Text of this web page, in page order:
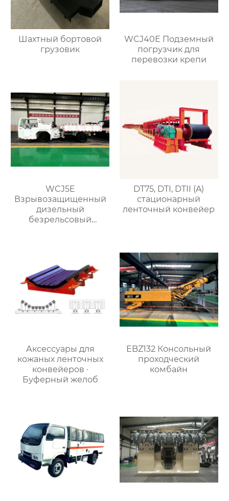
Шахтный бортовой
грузовик
WCJ40E Подземный
погрузчик для
перевозки крепи
WCJ5E
Взрывозащищенный
дизельный
безрельсовый
DT75, DTI, DTII (A)
стационарный
ленточный конвейер
Аксессуары для
кожаных ленточных
конвейеров ·
Буферный желоб
EBZ132 Консольный
проходческий
комбайн